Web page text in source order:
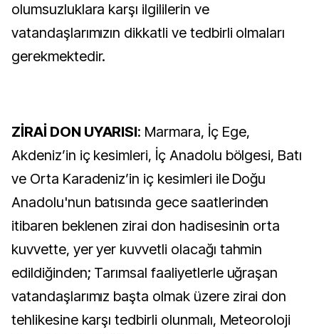
olumsuzluklara karşı ilgililerin ve
vatandaşlarımızın dikkatli ve tedbirli olmaları
gerekmektedir.
ZİRAİ DON UYARISI: Marmara, İç Ege,
Akdeniz’in iç kesimleri, İç Anadolu bölgesi, Batı
ve Orta Karadeniz’in iç kesimleri ile Doğu
Anadolu'nun batısında gece saatlerinden
itibaren beklenen zirai don hadisesinin orta
kuvvette, yer yer kuvvetli olacağı tahmin
edildiğinden; Tarımsal faaliyetlerle uğraşan
vatandaşlarımız başta olmak üzere zirai don
tehlikesine karşı tedbirli olunmalı, Meteoroloji